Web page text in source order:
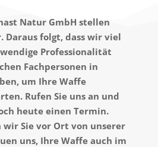
Natur GmbH stellen
Daraus folgt, dass wir viel
Professionalität
Fachpersonen in
um Ihre Waffe
Rufen Sie uns an und
heute einen Termin.
wir Sie vor Ort von unserer
uns, Ihre Waffe auch im